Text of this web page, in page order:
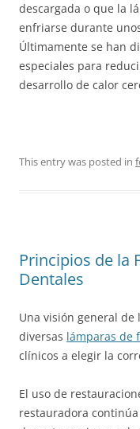
descargada o que la
enfriarse durante
Últimamente se han
especiales para
desarrollo de calor
This entry was posted in
Principios de la
Dentales
Una visión general de
diversas lámparas de
clínicos a elegir la
El uso de
restauradora